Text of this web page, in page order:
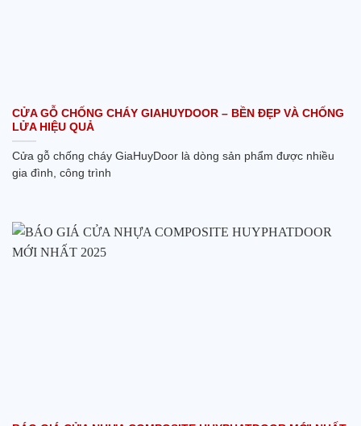
CỬA GỖ CHỐNG CHÁY GIAHUYDOOR – BỀN ĐẸP VÀ CHỐNG
LỬA HIỆU QUẢ
Cửa gỗ chống cháy GiaHuyDoor là dòng sản phẩm được nhiều
gia đình, công trình